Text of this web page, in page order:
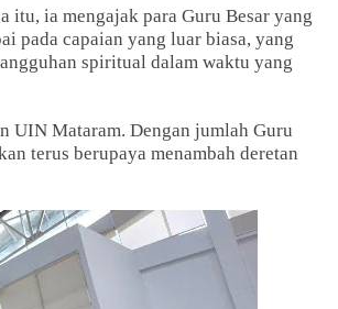
itu, ia mengajak para Guru Besar yang
pada capaian yang luar biasa, yang
spiritual dalam waktu yang
UIN Mataram. Dengan jumlah Guru
terus berupaya menambah deretan